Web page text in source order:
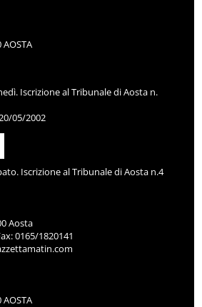
Iscrizione al Tribunale di Aosta n.
05/2002
Iscrizione al Tribunale di Aosta n.4
Aosta
0165/1820141